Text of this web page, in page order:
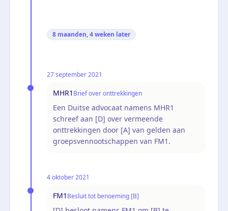
8 maanden, 4 weken later
27 september 2021
MHR1 Brief over onttrekkingen
Een Duitse advocaat namens MHR1
schreef aan [D] over vermeende
onttrekkingen door [A] van gelden aan
groepsvennootschappen van FM1.
4 oktober 2021
FM1 Besluit tot benoeming [B]